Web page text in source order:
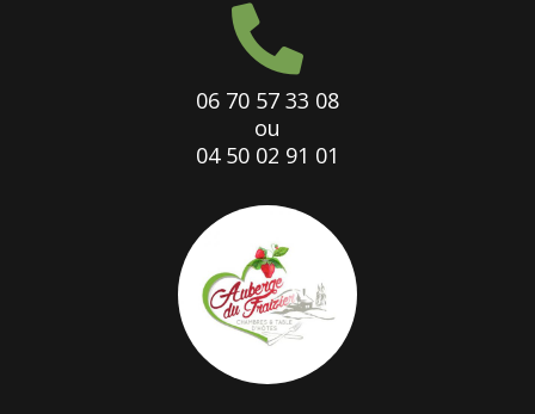

06 70 57 33 08
ou
04 50 02 91 01